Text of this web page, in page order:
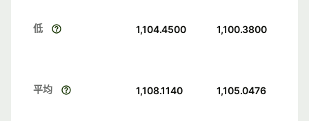
低 1,104.4500 1,100.3800
平均 1,108.1140 1,105.0476